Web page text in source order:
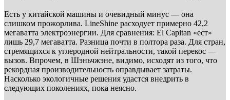
Есть у китайской машины и очевидный минус — она
слишком прожорлива. LineShine расходует примерно 42,2
мегаватта электроэнергии. Для сравнения: El Capitan «ест»
лишь 29,7 мегаватта. Разница почти в полтора раза. Для стран,
стремящихся к углеродной нейтральности, такой перекос —
вызов. Впрочем, в Шэньчжэне, видимо, исходят из того, что
рекордная производительность оправдывает затраты.
Насколько экологичные решения удастся внедрить в
следующих поколениях, пока неясно.